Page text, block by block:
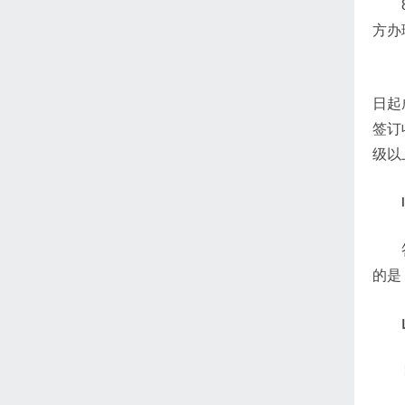
方办
日
签订
级以
的是